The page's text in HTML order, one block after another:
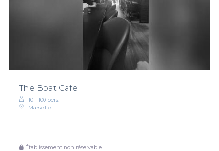
The Boat Cafe
10 - 100 pers.
Marseille
Établissement non réservable